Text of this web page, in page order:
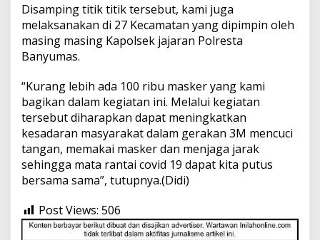
Disamping titik titik tersebut, kami juga
melaksanakan di 27 Kecamatan yang dipimpin oleh
masing masing Kapolsek jajaran Polresta
Banyumas.
“Kurang lebih ada 100 ribu masker yang kami
bagikan dalam kegiatan ini. Melalui kegiatan
tersebut diharapkan dapat meningkatkan
kesadaran masyarakat dalam gerakan 3M mencuci
tangan, memakai masker dan menjaga jarak
sehingga mata rantai covid 19 dapat kita putus
bersama sama”, tutupnya.(Didi)
Post Views: 506